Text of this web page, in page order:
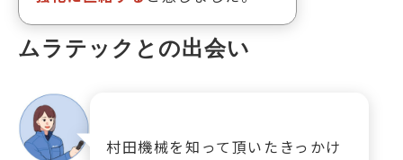
ムラテックとの出会い
村田機械を知って頂いたきっかけ